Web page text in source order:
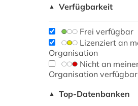
▲ Verfügbarkeit
Frei verfügbar
Lizenziert an
Organisation
Nicht an
Organisation verfügbar
▲ Top-Datenbanken